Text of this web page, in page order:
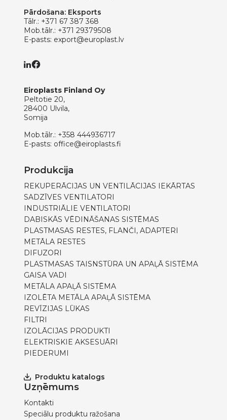
Pārdošana: Eksports
Tālr.: +371 67 387 368
Mob.tālr.: +371 29379508
E-pasts: export@europlast.lv
Eiroplasts Finland Oy
Peltotie 20,
28400 Ulvila,
Somija
Mob.tālr.: +358 444936717
E-pasts: office@eiroplasts.fi
Produkcija
REKUPERĀCIJAS UN VENTILĀCIJAS IEKĀRTAS
SADZĪVES VENTILATORI
INDUSTRIĀLIE VENTILATORI
DABISKĀS VĒDINĀŠANAS SISTĒMAS
PLASTMASAS RESTES, FLANČI, ADAPTERI
METĀLA RESTES
DIFUZORI
PLASTMASAS TAISNSTŪRA UN APAĻĀ SISTĒMA
GAISA VADI
METĀLA APAĻĀ SISTĒMA
IZOLĒTA METĀLA APAĻĀ SISTĒMA
REVĪZIJAS LŪKAS
FILTRI
IZOLĀCIJAS PRODUKTI
ELEKTRISKIE AKSESUĀRI
PIEDERUMI
Produktu katalogs
Uzņēmums
Kontakti
Speciālu produktu ražošana